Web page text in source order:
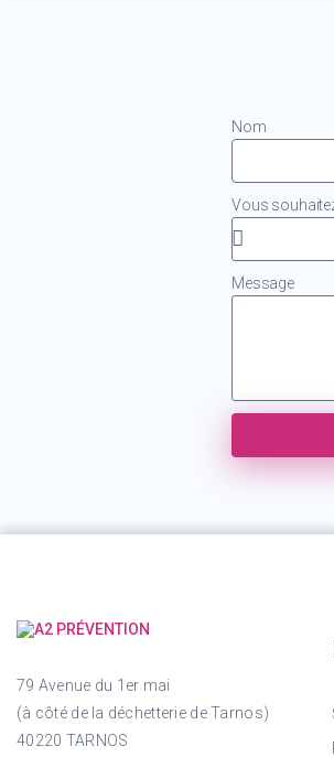
Nom
Vous
Message
79 Avenue du 1er mai
(à côté de la déchetterie de Tarnos)
40220 TARNOS